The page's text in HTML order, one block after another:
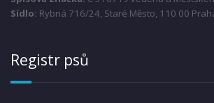
Sídlo: Rybná 716/24, Staré Město, 110 00
Registr psů